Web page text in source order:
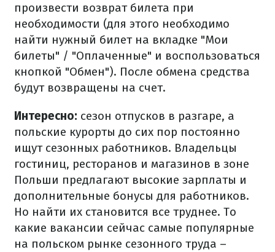
произвести возврат билета при
необходимости (для этого необходимо
найти нужный билет на вкладке "Мои
билеты" / "Оплаченные" и воспользоваться
кнопкой "Обмен"). После обмена средства
будут возвращены на счет.
Интересно: сезон отпусков в разгаре, а
польские курорты до сих пор постоянно
ищут сезонных работников. Владельцы
гостиниц, ресторанов и магазинов в зоне
Польши предлагают высокие зарплаты и
дополнительные бонусы для работников.
Но найти их становится все труднее. То
какие вакансии сейчас самые популярные
на польском рынке сезонного труда –